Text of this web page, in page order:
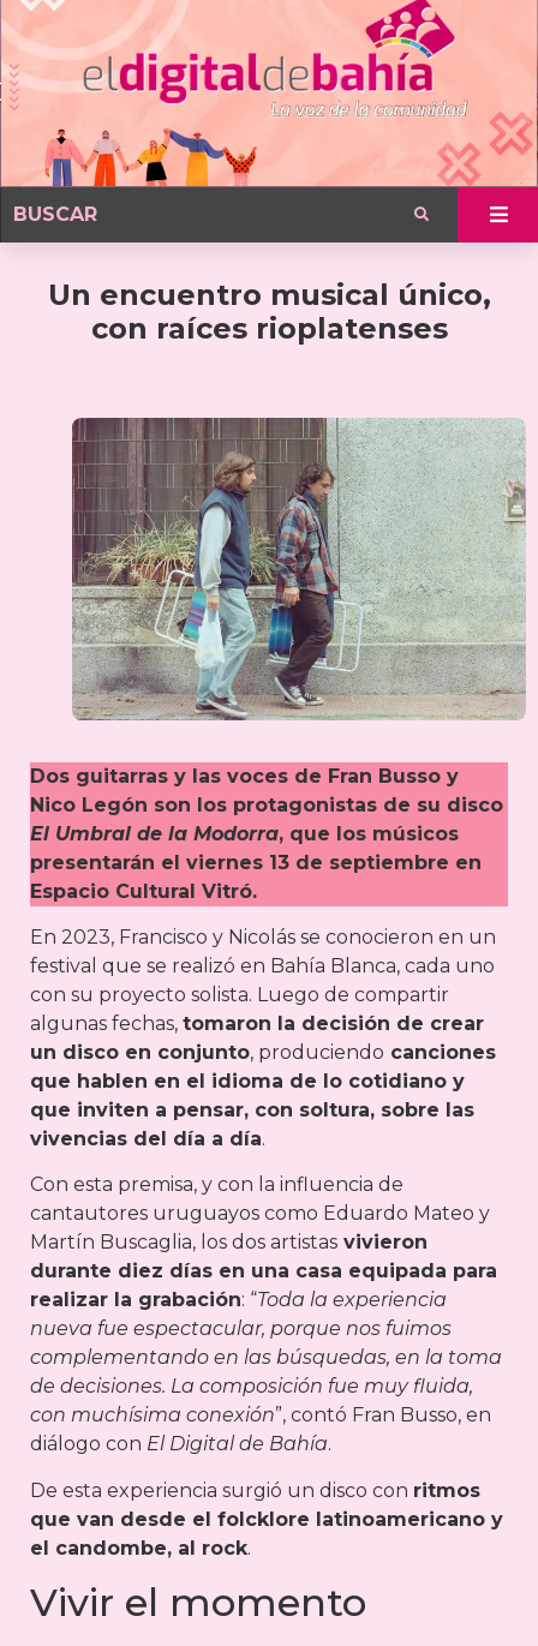
Un encuentro musical único,
con raíces rioplatenses
Dos guitarras y las voces de Fran Busso y
Nico Legón son los protagonistas de su disco
El Umbral de la Modorra, que los músicos
presentarán el viernes 13 de septiembre en
Espacio Cultural Vitró.
En 2023, Francisco y Nicolás se conocieron en un
festival que se realizó en Bahía Blanca, cada uno
con su proyecto solista. Luego de compartir
algunas fechas, tomaron la decisión de crear
un disco en conjunto, produciendo canciones
que hablen en el idioma de lo cotidiano y
que inviten a pensar, con soltura, sobre las
vivencias del día a día.
Con esta premisa, y con la influencia de
cantautores uruguayos como Eduardo Mateo y
Martín Buscaglia, los dos artistas vivieron
durante diez días en una casa equipada para
realizar la grabación: “Toda la experiencia
nueva fue espectacular, porque nos fuimos
complementando en las búsquedas, en la toma
de decisiones. La composición fue muy fluida,
con muchísima conexión”, contó Fran Busso, en
diálogo con El Digital de Bahía.
De esta experiencia surgió un disco con ritmos
que van desde el folcklore latinoamericano y
el candombe, al rock.
Vivir el momento